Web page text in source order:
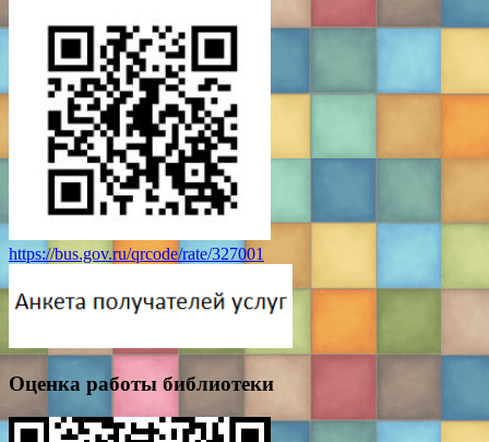
https://bus.gov.ru/qrcode/rate/327001
Оценка работы библиотеки